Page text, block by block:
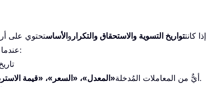
3. إذا كانتتواريخ التسوية والاستحقاق والتكرار والأساستحتوي على
عندما يتحقق أحد الشرطين التاليين:
--
-- أيٌّ من المعاملات المُدخلة«المعدل»، «السعر»، «قيمة
ليس رقمًا صالحًا.